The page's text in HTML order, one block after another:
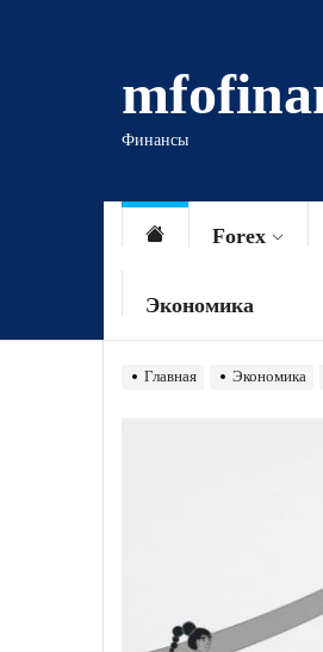
Финансы
Forex
Экономика
Главная Экономика